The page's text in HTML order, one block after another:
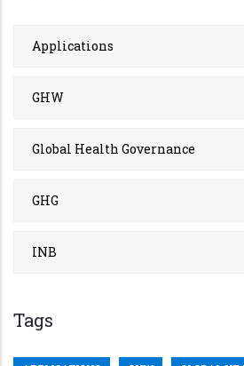
Applications
GHW
Global Health Governance
GHG
INB
Tags